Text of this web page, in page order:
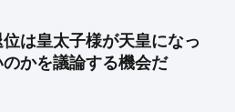
は皇太子様が天皇になっ
かを議論する機会だ